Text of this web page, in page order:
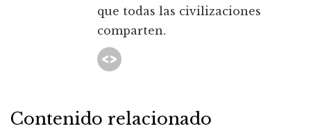
que todas las civilizaciones
comparten.
Contenido relacionado